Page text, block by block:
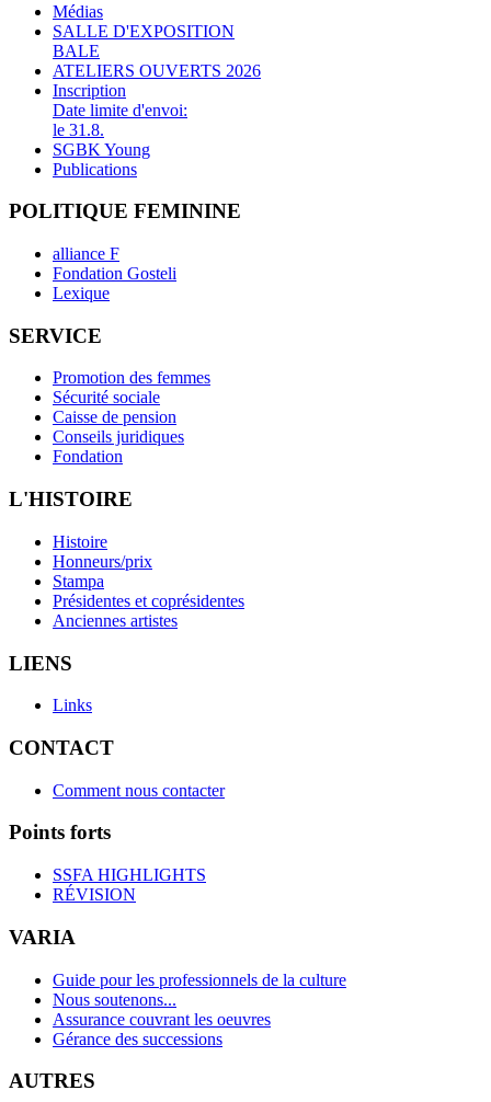
Médias
SALLE D'EXPOSITION
BALE
ATELIERS OUVERTS 2026
Inscription
Date limite d'envoi:
le 31.8.
SGBK Young
Publications
POLITIQUE FEMININE
alliance F
Fondation Gosteli
Lexique
SERVICE
Promotion des femmes
Sécurité sociale
Caisse de pension
Conseils juridiques
Fondation
L'HISTOIRE
Histoire
Honneurs/prix
Stampa
Présidentes et coprésidentes
Anciennes artistes
LIENS
Links
CONTACT
Comment nous contacter
Points forts
SSFA HIGHLIGHTS
RÉVISION
VARIA
Guide pour les professionnels de la culture
Nous soutenons...
Assurance couvrant les oeuvres
Gérance des successions
AUTRES